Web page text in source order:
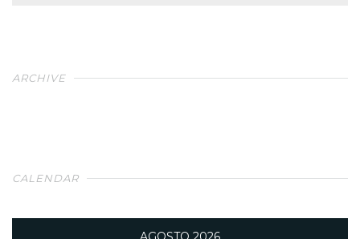
ARCHIVE
CALENDAR